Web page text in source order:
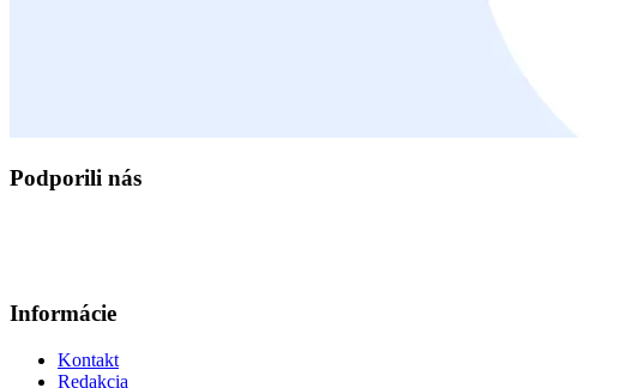
Podporili nás
Informácie
Kontakt
Redakcia